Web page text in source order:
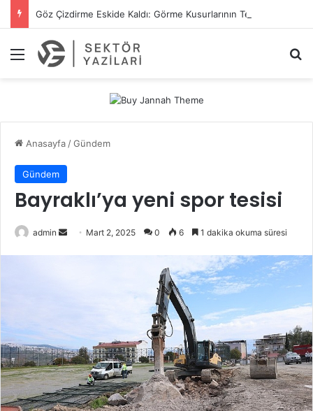
Menü
Anasayfa/Gündem
Gündem
Bayraklı’ya yeni spor tesisi
admin
s
t
a
g
Mart 2, 2025 0 6 1 dakika okuma süresi